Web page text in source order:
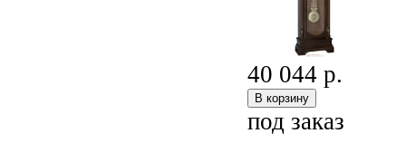
40 044 р.
под заказ